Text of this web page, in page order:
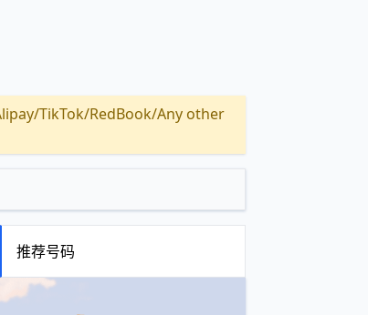
TikTok/RedBook/Any other
推荐号码